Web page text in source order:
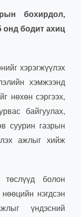
бохирдол,
онд бодит ахиц
хэрэгжүүлэх
хэмжээнд
нөхөн сэргээх,
байгуулах,
суурин газрын
ажлыг хийж
төслүүд болон
нэгдсэн
үндэсний